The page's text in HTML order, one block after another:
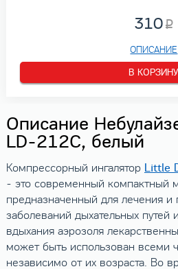
310
ОПИСАНИЕ
В КОРЗИНУ
Описание
LD-212C, белый
Компрессорный ингалятор Little
- это современный компактный
предназначенный для лечения и
заболеваний дыхательных путей
вдыхания аэрозоля
может быть использован всеми
независимо от их возраста. Во